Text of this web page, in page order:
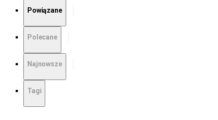
Powiązane
Polecane
Najnowsze
Tagi